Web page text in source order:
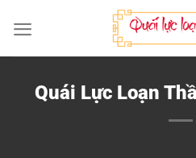
qua
nội
Quái Lực Loạn